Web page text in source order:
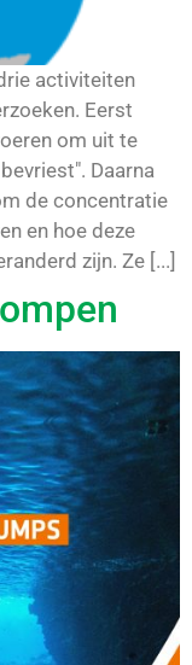
activiteiten
Eerst
om uit te
Daarna
de concentratie
en hoe deze
zijn. Ze [...]